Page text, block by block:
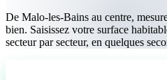
De Malo-les-Bains au centre,
bien. Saisissez votre surface
secteur par secteur, en quelques